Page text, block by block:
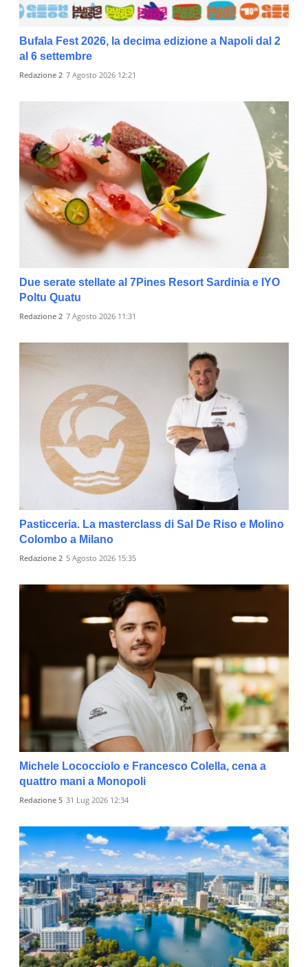
Bufala Fest 2026, la decima edizione a Napoli dal 2
al 6 settembre
Redazione 2 7 Agosto 2026 12:21
Due serate stellate al 7Pines Resort Sardinia e IYO
Poltu Quatu
Redazione 2 7 Agosto 2026 11:31
Pasticceria. La masterclass di Sal De Riso e Molino
Colombo a Milano
Redazione 2 5 Agosto 2026 15:35
Michele Lococciolo e Francesco Colella, cena a
quattro mani a Monopoli
Redazione 5 31 Lug 2026 12:34